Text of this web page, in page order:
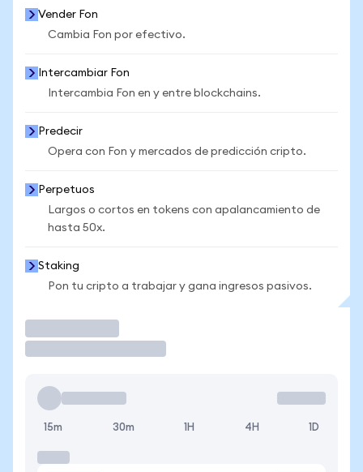
Vender Fon
Cambia Fon por efectivo.
Intercambiar Fon
Intercambia Fon en y entre blockchains.
Predecir
Opera con Fon y mercados de predicción cripto.
Perpetuos
Largos o cortos en tokens con apalancamiento de
hasta 50x.
Staking
Pon tu cripto a trabajar y gana ingresos pasivos.
15m 30m 1H 4H 1D